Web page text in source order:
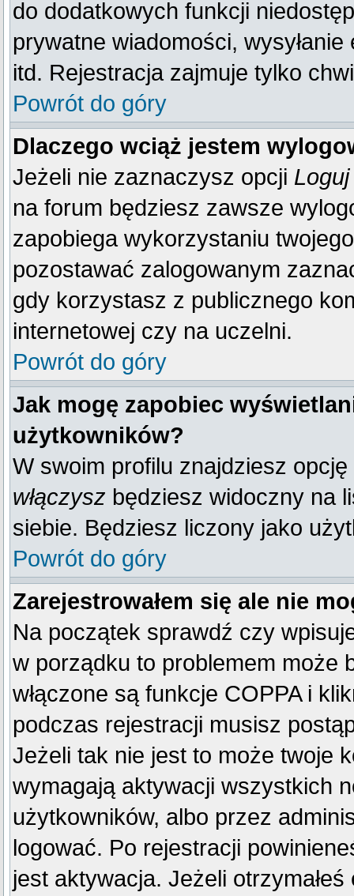
do dodatkowych funkcji
prywatne wiadomości,
itd. Rejestracja zajmuje tylko
Powrót do góry
Dlaczego wciąż jestem
Jeżeli nie zaznaczysz opcji
na forum będziesz zawsze
zapobiega wykorzystaniu
pozostawać zalogowanym
gdy korzystasz z publicznego
internetowej czy na uczelni.
Powrót do góry
Jak mogę zapobiec
użytkowników?
W swoim profilu znajdziesz opcję
włączysz będziesz widoczny na
siebie. Będziesz liczony jako
Powrót do góry
Zarejestrowałem się ale nie
Na początek sprawdź czy
w porządku to problemem może
włączone są funkcje COPPA i
podczas rejestracji musisz
Jeżeli tak nie jest to może twoje
wymagają aktywacji wszystkich
użytkowników, albo przez
logować. Po rejestracji
jest aktywacja. Jeżeli